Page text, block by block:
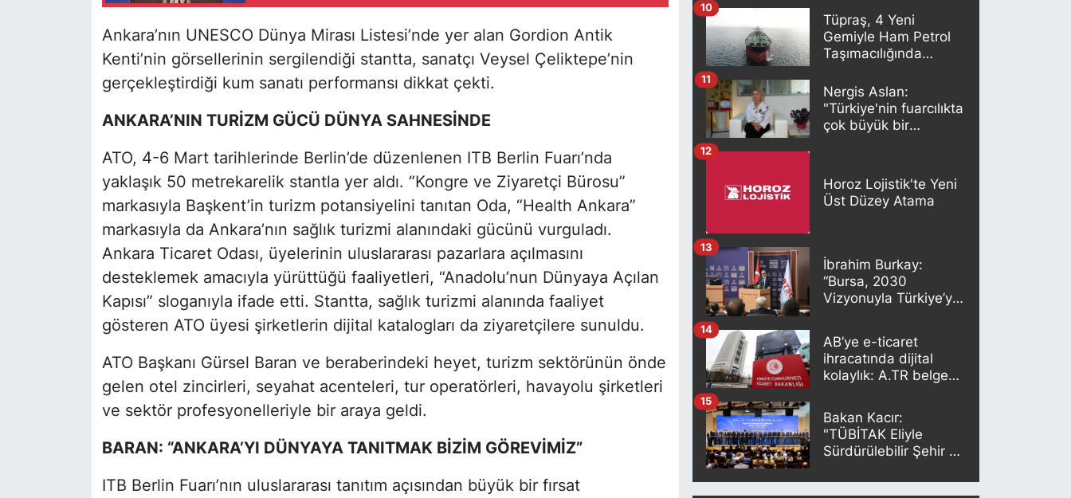
Ankara’nın UNESCO Dünya Mirası Listesi’nde yer alan Gordion Antik
Kenti’nin görsellerinin sergilendiği stantta, sanatçı Veysel Çeliktepe’nin
gerçekleştirdiği kum sanatı performansı dikkat çekti.
ANKARA’NIN TURİZM GÜCÜ DÜNYA SAHNESİNDE
ATO, 4-6 Mart tarihlerinde Berlin’de düzenlenen ITB Berlin Fuarı’nda
yaklaşık 50 metrekarelik stantla yer aldı. “Kongre ve Ziyaretçi Bürosu”
markasıyla Başkent’in turizm potansiyelini tanıtan Oda, “Health Ankara”
markasıyla da Ankara’nın sağlık turizmi alanındaki gücünü vurguladı.
Ankara Ticaret Odası, üyelerinin uluslararası pazarlara açılmasını
desteklemek amacıyla yürüttüğü faaliyetleri, “Anadolu’nun Dünyaya Açılan
Kapısı” sloganıyla ifade etti. Stantta, sağlık turizmi alanında faaliyet
gösteren ATO üyesi şirketlerin dijital katalogları da ziyaretçilere sunuldu.
ATO Başkanı Gürsel Baran ve beraberindeki heyet, turizm sektörünün önde
gelen otel zincirleri, seyahat acenteleri, tur operatörleri, havayolu şirketleri
ve sektör profesyonelleriyle bir araya geldi.
BARAN: “ANKARA’YI DÜNYAYA TANITMAK BİZİM GÖREVİMİZ”
ITB Berlin Fuarı’nın uluslararası tanıtım açısından büyük bir fırsat
Tüpraş, 4 Yeni
Gemiyle Ham Petrol
Taşımacılığında
10
Nergis Aslan:
"Türkiye'nin fuarcılıkta
çok büyük bir
11
Horoz Lojistik'te Yeni
Üst Düzey Atama
12
İbrahim Burkay:
“Bursa, 2030
Vizyonuyla Türkiye’yi
13
AB’ye e-ticaret
ihracatında dijital
kolaylık: A.TR belgesi
oluşturuluyor
14
Bakan Kacır:
"TÜBİTAK Eliyle
Sürdürülebilir Şehir ve
Kurulacak"
15